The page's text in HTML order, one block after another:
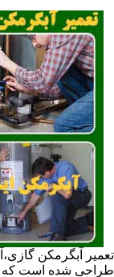
تعمیر آبگرمکن